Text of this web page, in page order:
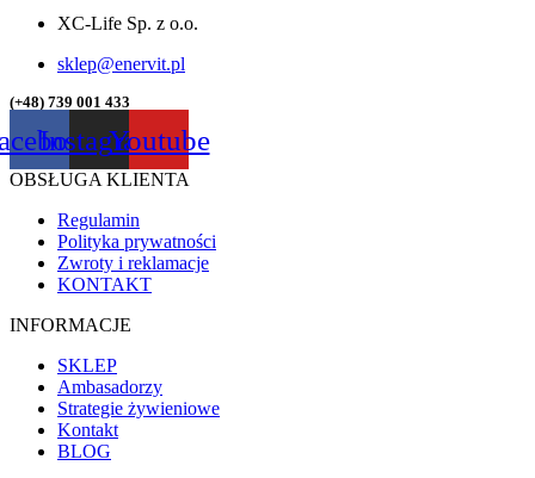
XC-Life Sp. z o.o.
sklep@enervit.pl
(+48) 739 001 433
InstagramYoutube
OBSŁUGA KLIENTA
Regulamin
Polityka prywatności
Zwroty i reklamacje
KONTAKT
INFORMACJE
SKLEP
Ambasadorzy
Strategie żywieniowe
Kontakt
BLOG